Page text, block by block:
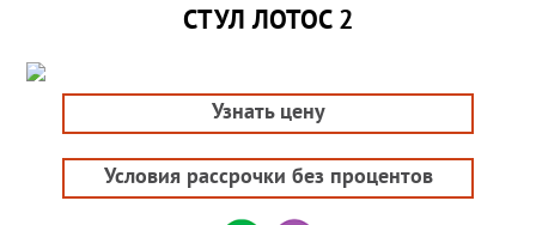
СТУЛ ЛОТОС 2
Узнать цену
Условия рассрочки без процентов